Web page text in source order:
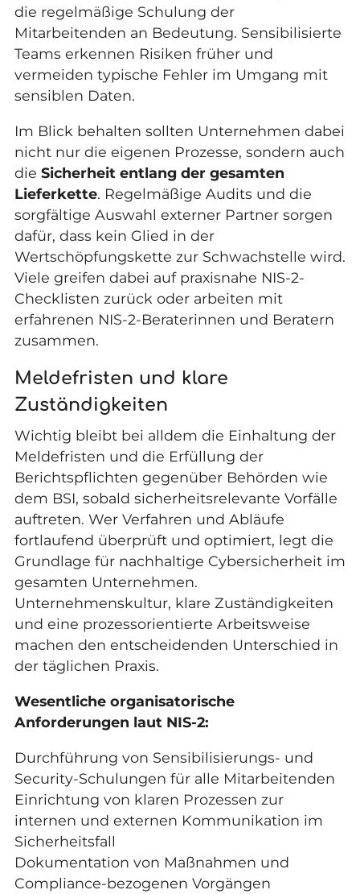
die regelmäßige Schulung der
Mitarbeitenden an Bedeutung. Sensibilisierte
Teams erkennen Risiken früher und
vermeiden typische Fehler im Umgang mit
sensiblen Daten.
Im Blick behalten sollten Unternehmen dabei
nicht nur die eigenen Prozesse, sondern auch
die Sicherheit entlang der gesamten
Lieferkette. Regelmäßige Audits und die
sorgfältige Auswahl externer Partner sorgen
dafür, dass kein Glied in der
Wertschöpfungskette zur Schwachstelle wird.
Viele greifen dabei auf praxisnahe NIS-2-
Checklisten zurück oder arbeiten mit
erfahrenen NIS-2-Beraterinnen und Beratern
zusammen.
Meldefristen und klare
Zuständigkeiten
Wichtig bleibt bei alldem die Einhaltung der
Meldefristen und die Erfüllung der
Berichtspflichten gegenüber Behörden wie
dem BSI, sobald sicherheitsrelevante Vorfälle
auftreten. Wer Verfahren und Abläufe
fortlaufend überprüft und optimiert, legt die
Grundlage für nachhaltige Cybersicherheit im
gesamten Unternehmen.
Unternehmenskultur, klare Zuständigkeiten
und eine prozessorientierte Arbeitsweise
machen den entscheidenden Unterschied in
der täglichen Praxis.
Wesentliche organisatorische
Anforderungen laut NIS-2:
Durchführung von Sensibilisierungs- und
Security-Schulungen für alle Mitarbeitenden
Einrichtung von klaren Prozessen zur
internen und externen Kommunikation im
Sicherheitsfall
Dokumentation von Maßnahmen und
Compliance-bezogenen Vorgängen